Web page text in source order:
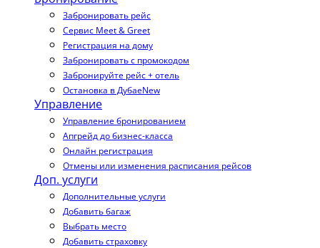
Забронировать рейс
Сервис Meet & Greet
Регистрация на дому
Забронировать с промокодом
Забронируйте рейс + отель
Остановка в ДубаеNew
Управление
Управление бронированием
Апгрейд до бизнес-класса
Онлайн регистрация
Отмены или изменения расписания рейсов
Доп. услуги
Дополнительные услуги
Добавить багаж
Выбрать место
Добавить страховку